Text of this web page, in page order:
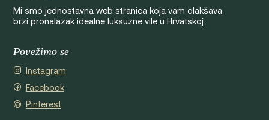
Mi smo jednostavna web stranica koja vam olakšava
brzi pronalazak idealne luksuzne vile u Hrvatskoj.
Povežimo se
Instagram
Facebook
Pinterest